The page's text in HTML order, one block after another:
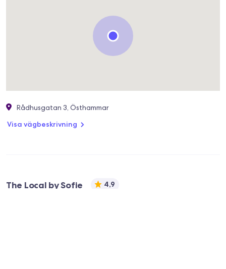
Rådhusgatan 3, Östhammar
Visa vägbeskrivning
The Local by Sofie 4,9